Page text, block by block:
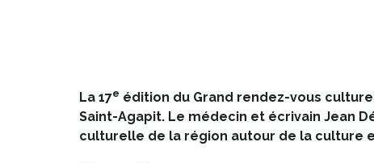
La 17e édition du Grand rendez-vous
Saint-Agapit. Le médecin et écrivain Jean
culturelle de la région autour de la culture